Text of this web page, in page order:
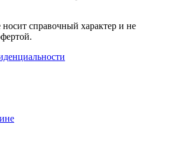
справочный характер и не